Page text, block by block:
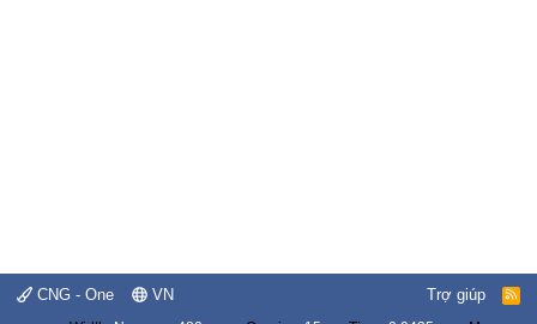
CNG - One VN Trợ giúp
R